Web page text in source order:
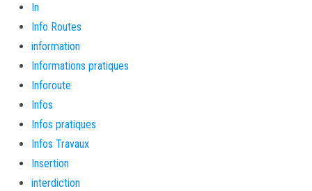
In
Info Routes
information
Informations pratiques
Inforoute
Infos
Infos pratiques
Infos Travaux
Insertion
interdiction